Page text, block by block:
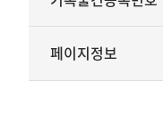
페이지정보